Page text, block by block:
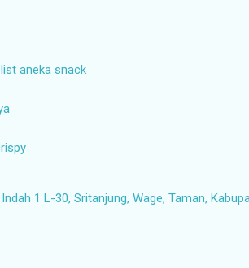
aneka snack
1 L-30, Sritanjung, Wage, Taman,